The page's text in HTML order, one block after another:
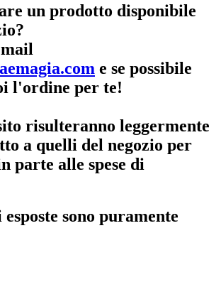
un prodotto disponibile
e se possibile
l'ordine per te!
risulteranno leggermente
a quelli del negozio per
parte alle spese di
sono puramente